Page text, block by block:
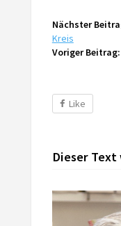
Nächster
Kreis
Voriger Beitrag:
Like
Dieser